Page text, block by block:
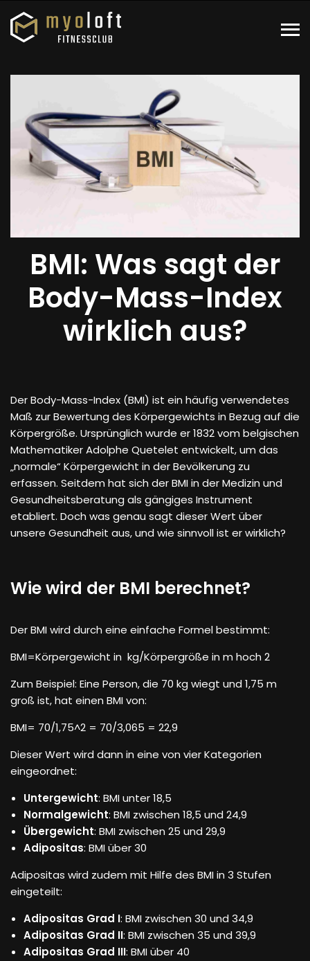
BMI: Was sagt der
Body-Mass-Index
wirklich aus?
Der Body-Mass-Index (BMI) ist ein häufig verwendetes
Maß zur Bewertung des Körpergewichts in Bezug auf die
Körpergröße. Ursprünglich wurde er 1832 vom belgischen
Mathematiker Adolphe Quetelet entwickelt, um das
„normale“ Körpergewicht in der Bevölkerung zu
erfassen. Seitdem hat sich der BMI in der Medizin und
Gesundheitsberatung als gängiges Instrument
etabliert. Doch was genau sagt dieser Wert über
unsere Gesundheit aus, und wie sinnvoll ist er wirklich?
Wie wird der BMI berechnet?
Der BMI wird durch eine einfache Formel bestimmt:
BMI=Körpergewicht in kg/Körpergröße in m hoch 2
Zum Beispiel: Eine Person, die 70 kg wiegt und 1,75 m
groß ist, hat einen BMI von:
BMI= 70/1,75^2 = 70/3,065 = 22,9
Dieser Wert wird dann in eine von vier Kategorien
eingeordnet:
Untergewicht: BMI unter 18,5
Normalgewicht: BMI zwischen 18,5 und 24,9
Übergewicht: BMI zwischen 25 und 29,9
Adipositas: BMI über 30
Adipositas wird zudem mit Hilfe des BMI in 3 Stufen
eingeteilt:
Adipositas Grad I: BMI zwischen 30 und 34,9
Adipositas Grad II: BMI zwischen 35 und 39,9
Adipositas Grad III: BMI über 40